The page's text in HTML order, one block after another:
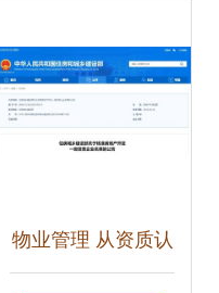
重构
物业管理 从资质认